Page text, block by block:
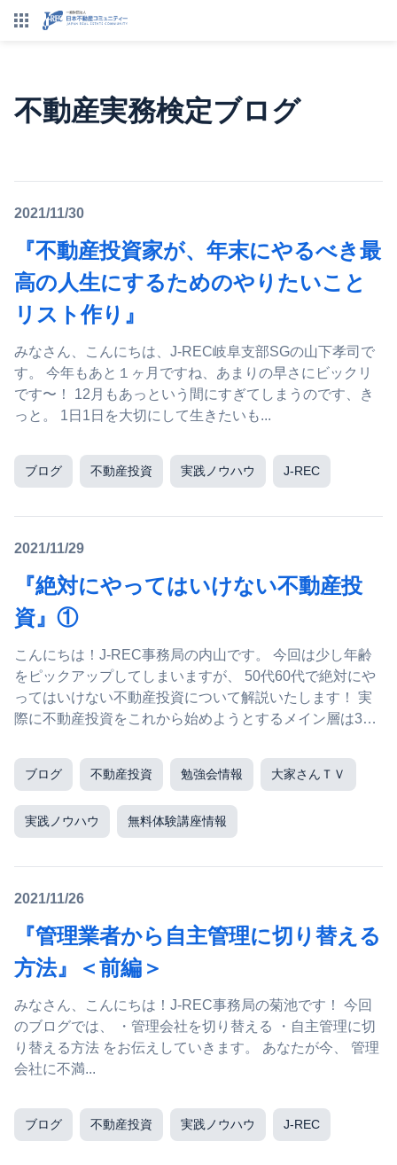
不動産実務検定ブログ
2021/11/30
『不動産投資家が、年末にやるべき最
高の人生にするためのやりたいこと
リスト作り』
みなさん、こんにちは、J-REC岐阜支部SGの山下孝司で
す。 今年もあと１ヶ月ですね、あまりの早さにビックリ
です〜！ 12月もあっという間にすぎてしまうのです、き
っと。 1日1日を大切にして生きたいも...
ブログ 不動産投資 実践ノウハウ J-REC
2021/11/29
『絶対にやってはいけない不動産投
資』①
こんにちは！J-REC事務局の内山です。 今回は少し年齢
をピックアップしてしまいますが、 50代60代で絶対にや
ってはいけない不動産投資について解説いたします！ 実
際に不動産投資をこれから始めようとするメイン層は30
ブログ 不動産投資 勉強会情報 大家さんＴＶ
実践ノウハウ 無料体験講座情報
2021/11/26
『管理業者から自主管理に切り替える
方法』＜前編＞
みなさん、こんにちは！J-REC事務局の菊池です！ 今回
のブログでは、 ・管理会社を切り替える ・自主管理に切
り替える方法 をお伝えしていきます。 あなたが今、 管理
会社に不満...
ブログ 不動産投資 実践ノウハウ J-REC